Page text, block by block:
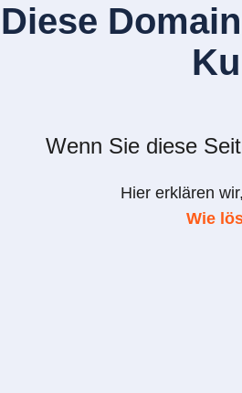
Diese
Wenn Sie diese
Hier erklären
Wie